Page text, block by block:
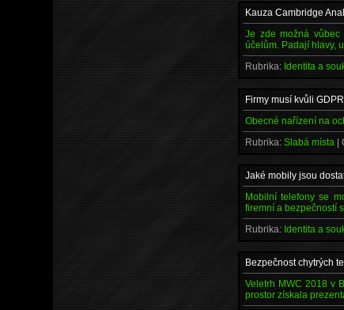
Kauza Cambridge
Je zde možná vůbec
účelům. Padají hlavy,
Rubrika: Identita a
Firmy musí kvůli
Obecné nařízení na
Rubrika:Slabá místa
Jaké mobily jsou
Mobilní telefony se
firemní a bezpečností
Rubrika: Identita a
Bezpečnost chytrých
Veletrh MWC 2018 v
prostor získala